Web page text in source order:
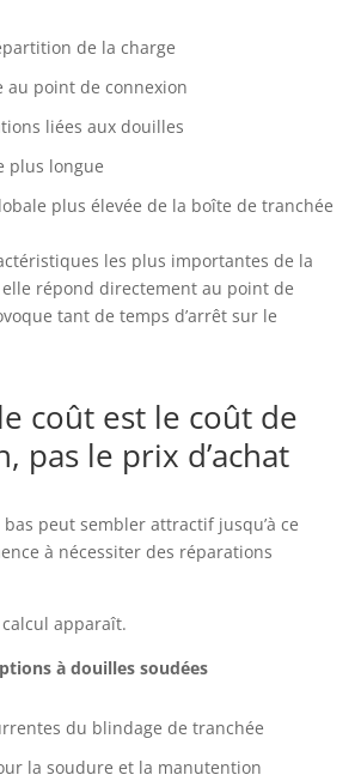
de la charge
au point de connexion
liées aux douilles
plus longue
plus élevée de la boîte de tranchée
les plus importantes de la
elle répond directement au point de
tant de temps d’arrêt sur le
coût est le coût de
pas le prix d’achat
peut sembler attractif jusqu’à ce
à nécessiter des réparations
calcul apparaît.
à douilles soudées
du blindage de tranchée
la soudure et la manutention